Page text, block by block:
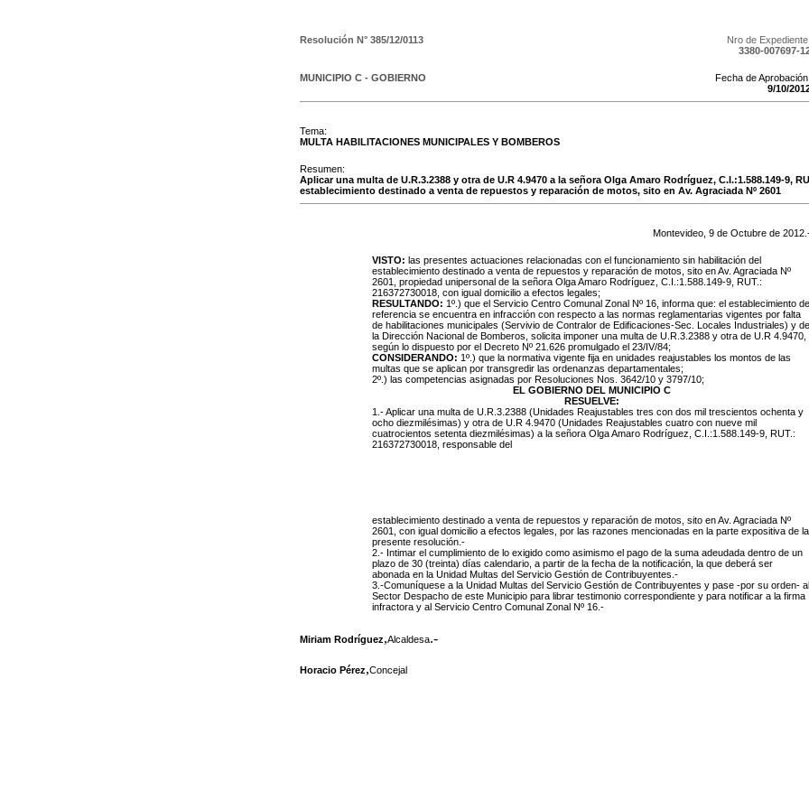
Resolución N° 385/12/0113
Nro de
3380-007697-
MUNICIPIO C - GOBIERNO
Fecha de
9/10/
Tema:
MULTA HABILITACIONES MUNICIPALES Y BOMBEROS
Resumen:
Aplicar una multa de U.R.3.2388 y otra de U.R 4.9470 a la señora Olga Amaro Rodríguez, C.I.:1.588.149-9,
establecimiento destinado a venta de repuestos y reparación de motos, sito en Av. Agraciada Nº 2601
Montevideo, 9 de Octubre de 2012
VISTO: las presentes actuaciones relacionadas con el funcionamiento sin habilitación del
establecimiento destinado a venta de repuestos y reparación de motos, sito en Av. Agraciada Nº
2601, propiedad unipersonal de la señora Olga Amaro Rodríguez, C.I.:1.588.149-9, RUT.:
216372730018, con igual domicilio a efectos legales;
RESULTANDO: 1º.) que el Servicio Centro Comunal Zonal Nº 16, informa que: el establecimiento de
referencia se encuentra en infracción con respecto a las normas reglamentarias vigentes por falta
de habilitaciones municipales (Servivio de Contralor de Edificaciones-Sec. Locales Industriales) y de
la Dirección Nacional de Bomberos, solicita imponer una multa de U.R.3.2388 y otra de U.R 4.9470,
según lo dispuesto por el Decreto Nº 21.626 promulgado el 23/IV/84;
CONSIDERANDO: 1º.) que la normativa vigente fija en unidades reajustables los montos de las
multas que se aplican por transgredir las ordenanzas departamentales;
2º.) las competencias asignadas por Resoluciones Nos. 3642/10 y 3797/10;
EL GOBIERNO DEL MUNICIPIO C
RESUELVE:
1.- Aplicar una multa de U.R.3.2388 (Unidades Reajustables tres con dos mil trescientos ochenta y
ocho diezmilésimas) y otra de U.R 4.9470 (Unidades Reajustables cuatro con nueve mil
cuatrocientos setenta diezmilésimas) a la señora Olga Amaro Rodríguez, C.I.:1.588.149-9, RUT.:
216372730018, responsable del
establecimiento destinado a venta de repuestos y reparación de motos, sito en Av. Agraciada Nº
2601, con igual domicilio a efectos legales, por las razones mencionadas en la parte expositiva de la
presente resolución.-
2.- Intimar el cumplimiento de lo exigido como asimismo el pago de la suma adeudada dentro de un
plazo de 30 (treinta) días calendario, a partir de la fecha de la notificación, la que deberá ser
abonada en la Unidad Multas del Servicio Gestión de Contribuyentes.-
3.-Comuníquese a la Unidad Multas del Servicio Gestión de Contribuyentes y pase -por su orden- al
Sector Despacho de este Municipio para librar testimonio correspondiente y para notificar a la firma
infractora y al Servicio Centro Comunal Zonal Nº 16.-
Miriam Rodríguez,Alcaldesa.-
Horacio Pérez,Concejal